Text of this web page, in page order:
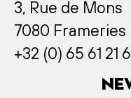
3, Rue de Mons
7080 Frameries
+32 (0) 65 61 21